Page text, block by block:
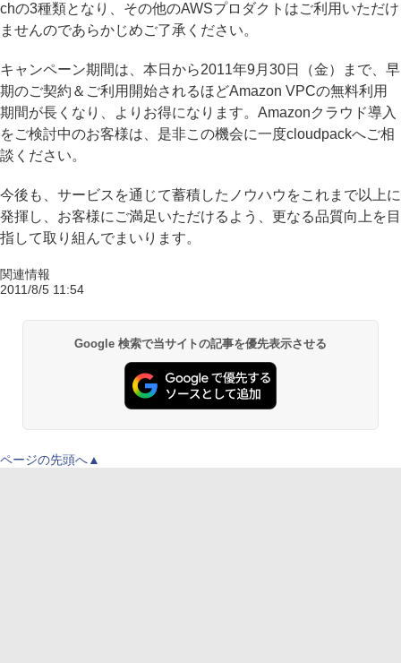
chの3種類となり、その他のAWSプロダクトはご利用いただけ
ませんのであらかじめご了承ください。
キャンペーン期間は、本日から2011年9月30日（金）まで、早
期のご契約＆ご利用開始されるほどAmazon VPCの無料利用
期間が長くなり、よりお得になります。Amazonクラウド導入
をご検討中のお客様は、是非この機会に一度cloudpackへご相
談ください。
今後も、サービスを通じて蓄積したノウハウをこれまで以上に
発揮し、お客様にご満足いただけるよう、更なる品質向上を目
指して取り組んでまいります。
関連情報
2011/8/5 11:54
Google 検索で当サイトの記事を優先表示させる
ページの先頭へ▲